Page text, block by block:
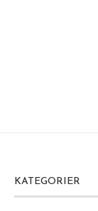
KATEGORIER